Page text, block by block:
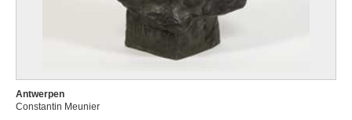
Antwerpen
Constantin Meunier